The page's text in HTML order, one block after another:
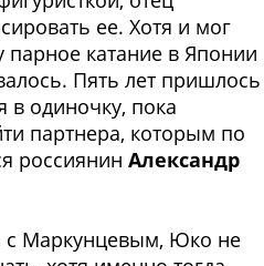
ее. Хотя и мог
парное катание в Японии
Пять лет пришлось
в одиночку, пока
партнера, которым по
россиянин Александр
с Маркунцевым, Юко не